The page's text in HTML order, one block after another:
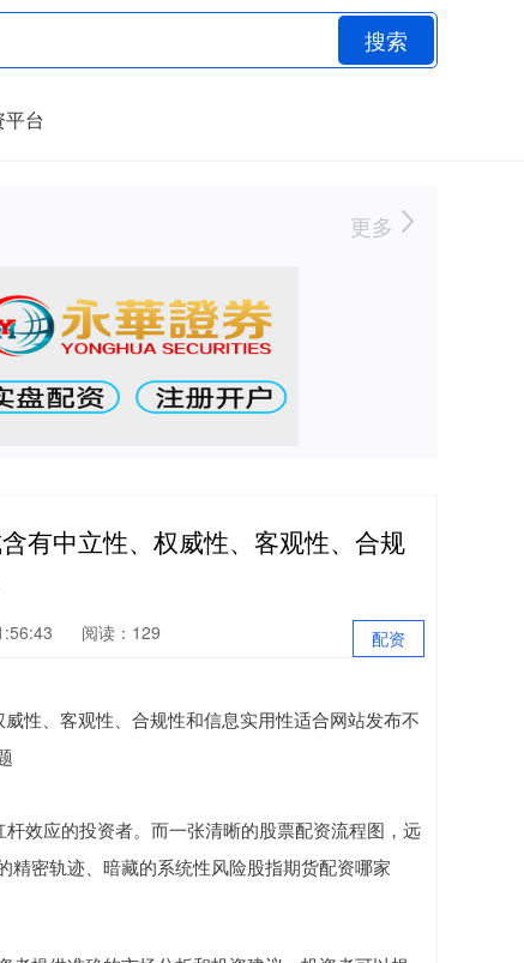
搜索
台
更多
有中立性、权威性、客观性、合规
配资
阅读：129
效应的投资者。而一张清晰的股票配资流程图，远
密轨迹、暗藏的系统性风险股指期货配资哪家